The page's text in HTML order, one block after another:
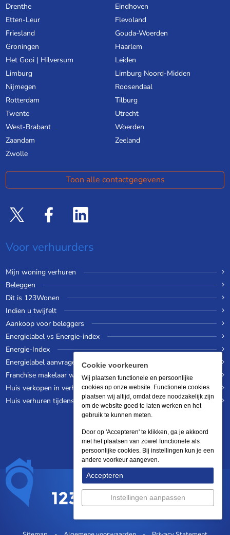
Drenthe
Eindhoven
Etten-Leur
Flevoland
Friesland
Gouda-Woerden
Groningen
Haarlem
Het Gooi | Hilversum
Leiden
Limburg
Limburg Noord-Midden
Nijmegen
Roosendaal
Rotterdam
Tilburg
Twente
Utrecht
West-Brabant
Woerden
Zaandam
Zeeland
Zwolle
Toon alle contactgegevens
Voor verhuurders
Mijn woning verhuren
Beleggen
Dit is 123Wonen
Indien u twijfelt
Aankoop voor beleggers
Energielabel vs Energie-index
Energie-Index
Energielabel aanvragen
Franchise makelaar worden
Huis verkopen in verhuurde staat
Huis verhuren tijdens een wereldreis
Cookie voorkeuren
Wij plaatsen functionele en persoonlijke
cookies op onze website. Functionele cookies
plaatsen wij altijd, omdat deze noodzakelijk zijn
om de website goed te laten werken en het
gebruik te kunnen meten.
Door op 'Accepteren' te klikken, ga je akkoord
met het plaatsen van zowel functionele als
persoonlijke cookies. Bij instellingen kun je een
andere voorkeur aangeven.
Accepteren
Instellingen aanpassen